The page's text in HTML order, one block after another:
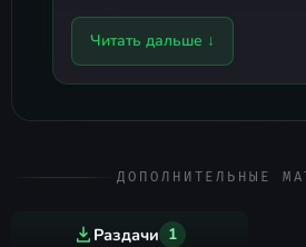
Язык можно изменить
игры
В репаке
XTool от Razor12911
Читать дальше ↓
ДОПОЛНИТЕЛЬНЫЕ
Раздачи 1